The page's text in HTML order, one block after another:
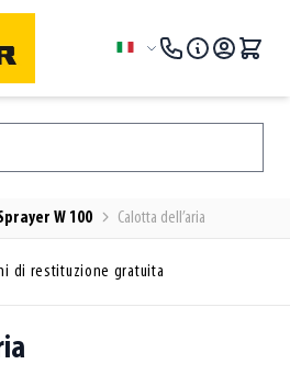
Lingua
W 100 Calotta dell’aria
di restituzione gratuita